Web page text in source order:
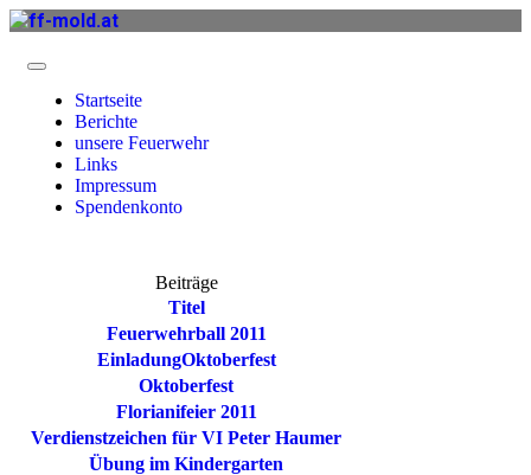
Startseite
Berichte
unsere Feuerwehr
Links
Impressum
Spendenkonto
Beiträge
Titel
Feuerwehrball 2011
EinladungOktoberfest
Oktoberfest
Florianifeier 2011
Verdienstzeichen für VI Peter Haumer
Übung im Kindergarten